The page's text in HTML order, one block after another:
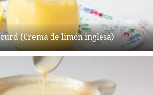
(Crema de limón inglesa)